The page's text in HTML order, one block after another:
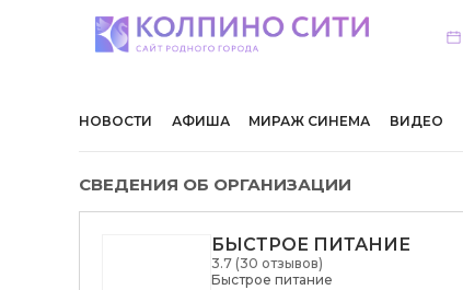
НОВОСТИ АФИША МИРАЖ СИНЕМА ВИДЕО
СВЕДЕНИЯ ОБ ОРГАНИЗАЦИИ
БЫСТРОЕ ПИТАНИЕ
3.7 (30 отзывов)
Быстрое питание